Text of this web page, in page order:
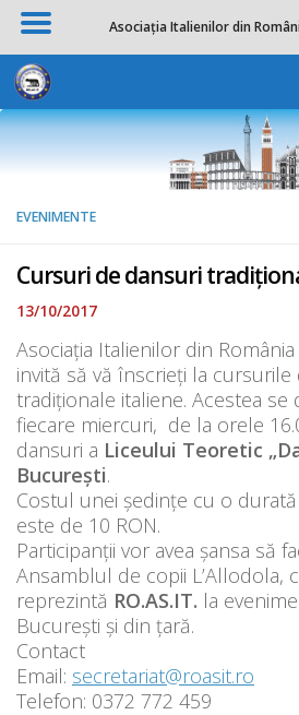
Skip to content
EVENIMENTE
Cursuri de dansuri
13/10/2017
Asociația Italienilor din România
invită să vă înscrieți la cursurile
tradiționale italiene. Acestea se
fiecare miercuri, de la orele
dansuri a Liceului Teoretic
București.
Costul unei ședințe cu o
este de 10 RON.
Participanții vor avea șansa să
Ansamblul de copii L’Allodola,
reprezintă RO.AS.IT. la
București și din țară.
Contact
Email: secretariat@roasit.ro
Telefon: 0372 772 459
Asociația Italienilor din